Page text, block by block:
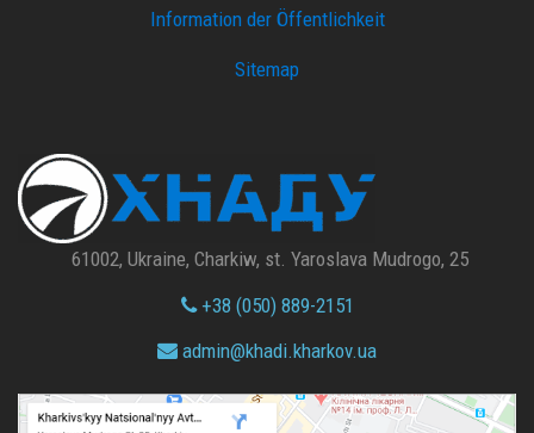
Information der Öffentlichkeit
Sitemap
61002, Ukraine, Charkiw, st. Yaroslava Mudrogo, 25
+38 (050) 889-2151
admin@khadi.kharkov.ua